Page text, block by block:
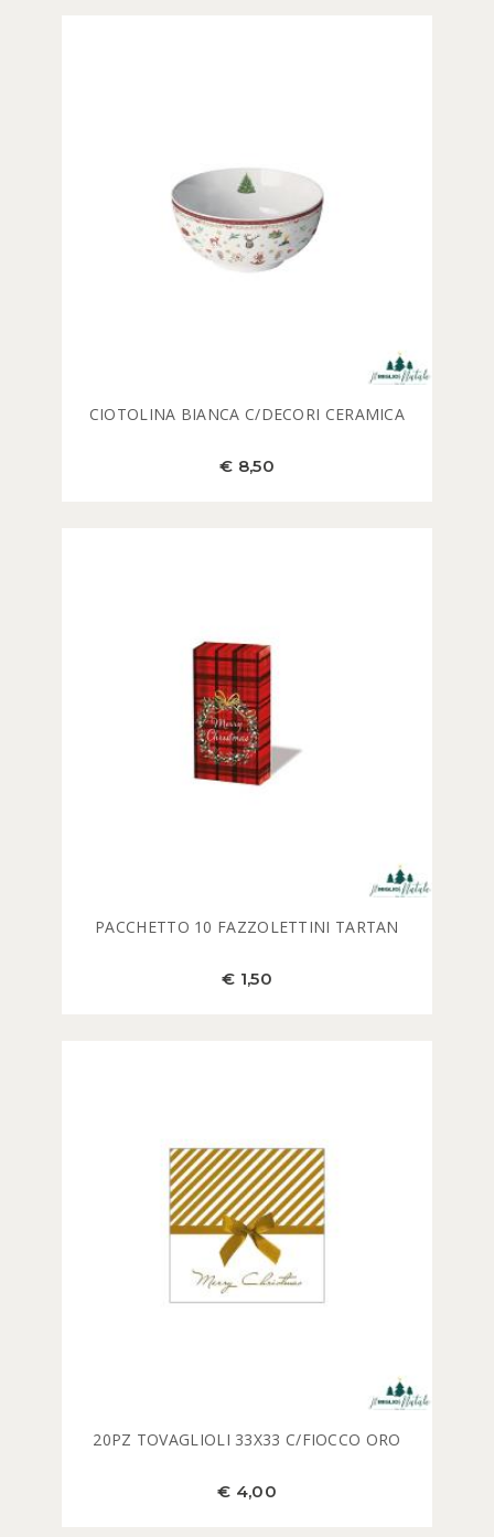
CIOTOLINA BIANCA C/DECORI CERAMICA
€ 8,50
PACCHETTO 10 FAZZOLETTINI TARTAN
€ 1,50
20PZ TOVAGLIOLI 33X33 C/FIOCCO ORO
€ 4,00